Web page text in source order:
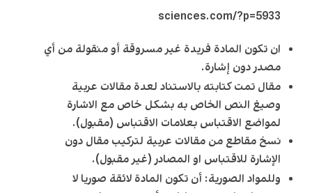
sciences.com/?p=5933
ان تكون المادة فريدة غير مسروقة أو منقولة من أي
مصدر دون إشارة.
مقال تمت كتابته بالاستناد لعدة مقالات عربية
وصيغ النص الخاص به بشكل خاص مع الاشارة
لمواضع الاقتباس بعلامات الاقتباس (مقبول).
نسخ مقاطع من مقالات عربية لتركيب مقال دون
الإشارة للاقتباس او المصادر (غير مقبول).
وللمواد الصورية: أن تكون المادة لائقة صوريا لا